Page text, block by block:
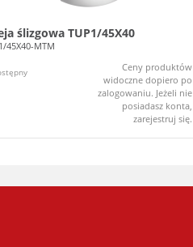
ślizgowa TUP1/45X40
45X40-MTM
Ceny produktów
widoczne dopiero po
zalogowaniu. Jeżeli nie
posiadasz konta,
zarejestruj się.